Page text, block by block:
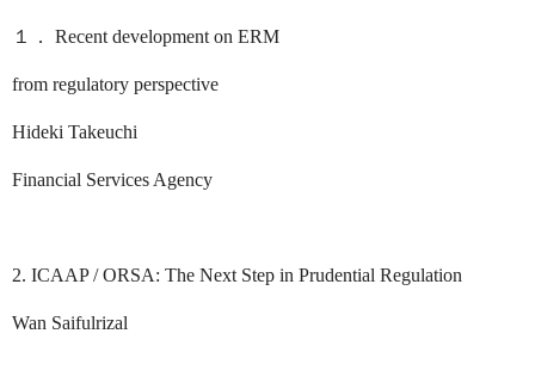
１． Recent development on ERM
from regulatory perspective
Hideki Takeuchi
Financial Services Agency
2. ICAAP / ORSA: The Next Step in Prudential Regulation
Wan Saifulrizal